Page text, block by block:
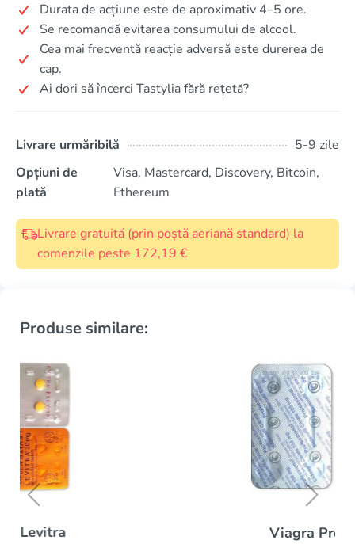
Durata de acțiune este de aproximativ 4–5 ore.
Se recomandă evitarea consumului de alcool.
Cea mai frecventă reacție adversă este durerea de
cap.
Ai dori să încerci Tastylia fără rețetă?
Livrare urmăribilă
5-9 zile
Opțiuni de
plată
Visa, Mastercard, Discovery, Bitcoin,
Ethereum
Livrare gratuită (prin poștă aeriană standard) la
comenzile peste 172,19 €
Produse similare: